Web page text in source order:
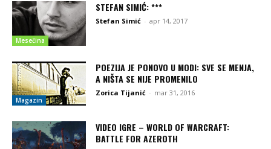
Mesečina
STEFAN SIMIĆ: ***
Stefan Simić - apr 14, 2017
Magazin
POEZIJA JE PONOVO U MODI: SVE SE MENJA,
A NIŠTA SE NIJE PROMENILO
Zorica Tijanić - mar 31, 2016
VIDEO IGRE – WORLD OF WARCRAFT:
BATTLE FOR AZEROTH